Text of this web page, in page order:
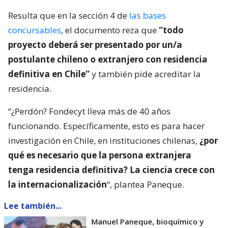
Resulta que en la sección 4 de las bases
concursables, el documento reza que“todo
proyecto deberá ser presentado por un/a
postulante chileno o extranjero con residencia
definitiva en Chile”y también pide acreditar la
residencia.
“¿Perdón? Fondecyt lleva más de 40 años
funcionando. Específicamente, esto es para hacer
investigación en Chile, en instituciones chilenas, ¿por
qué es necesario que la persona extranjera
tenga residencia definitiva? La ciencia crece con
la internacionalización“, plantea Paneque.
Lee también...
Manuel Paneque, bioquímico y